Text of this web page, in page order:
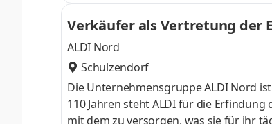
der unser Team mit Fachkompetenz
Sie Ihre Expertise in einem
Verkäufer als Vertretung der
ALDI Nord
Schulzendorf
Die Unternehmensgruppe ALDI Nord
110 Jahren steht ALDI für die
mit dem zu versorgen, was sie für ihr